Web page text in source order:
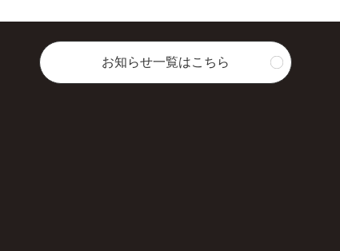
お知らせ一覧はこちら